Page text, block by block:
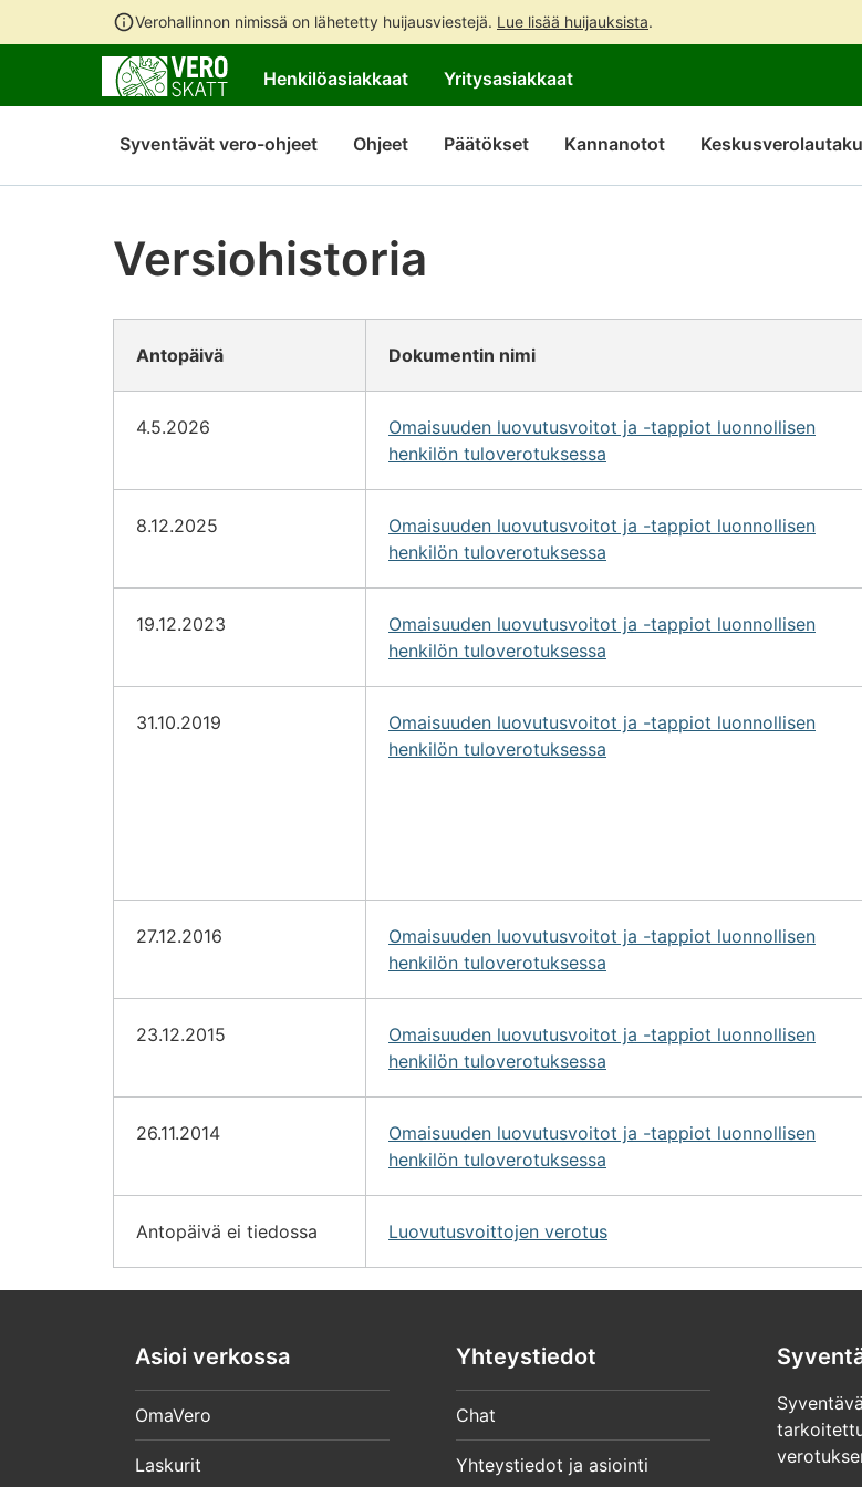
Verohallinnon nimissä on lähetetty huijausviestejä. Lue lisää huijauksista.
sisältöön
sivuston
hakuun
Henkilöasiakkaat Yritysasiakkaat
Syventävät vero-ohjeet Ohjeet Päätökset Kannanotot
Versiohistoria
Antopäivä Dokumentin nimi
4.5.2026
Omaisuuden luovutusvoitot ja -tappiot luonnollisen
henkilön tuloverotuksessa
8.12.2025
Omaisuuden luovutusvoitot ja -tappiot luonnollisen
henkilön tuloverotuksessa
19.12.2023
Omaisuuden luovutusvoitot ja -tappiot luonnollisen
henkilön tuloverotuksessa
31.10.2019
Omaisuuden luovutusvoitot ja -tappiot luonnollisen
henkilön tuloverotuksessa
27.12.2016
Omaisuuden luovutusvoitot ja -tappiot luonnollisen
henkilön tuloverotuksessa
23.12.2015
Omaisuuden luovutusvoitot ja -tappiot luonnollisen
henkilön tuloverotuksessa
26.11.2014
Omaisuuden luovutusvoitot ja -tappiot luonnollisen
henkilön tuloverotuksessa
Antopäivä ei tiedossa Luovutusvoittojen verotus
Asioi verkossa
OmaVero
Laskurit
Yhteystiedot
Chat
Yhteystiedot ja asiointi